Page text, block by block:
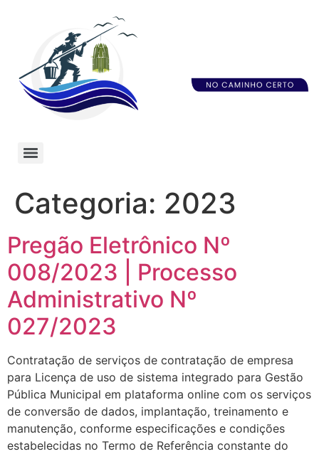
Categoria: 2023
Pregão Eletrônico Nº
008/2023 | Processo
Administrativo Nº
027/2023
Contratação de serviços de contratação de empresa
para Licença de uso de sistema integrado para Gestão
Pública Municipal em plataforma online com os serviços
de conversão de dados, implantação, treinamento e
manutenção, conforme especificações e condições
estabelecidas no Termo de Referência constante do